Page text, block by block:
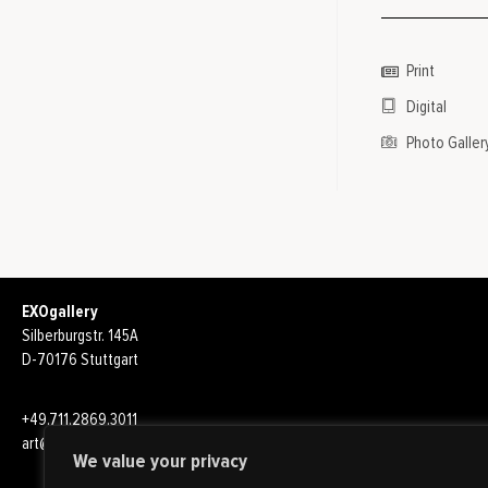
We value your privacy
Print
Digital
Photo
EXOgallery
Silberburgstr. 145A
D-70176 Stuttgart
+49.711.2869.3011
art@exo-gallery.com